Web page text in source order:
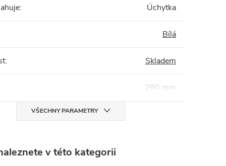
: Úchytka
Bílá
: Skladem
290 mm
VŠECHNY PARAMETRY
v této kategorii